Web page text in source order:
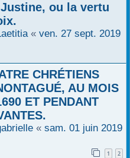
ou la vertu
« ven. 27 sept. 2019
CHRÉTIENS
AU MOIS
ET PENDANT
« sam. 01 juin 2019
1 2